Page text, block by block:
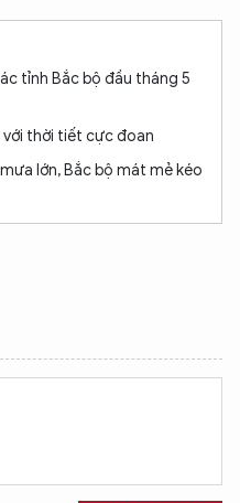
tỉnh Bắc bộ đầu tháng 5
với thời tiết cực đoan
lớn, Bắc bộ mát mẻ kéo
CỦA
gì bạn cần biết về
sẵn sàng hỗ trợ!